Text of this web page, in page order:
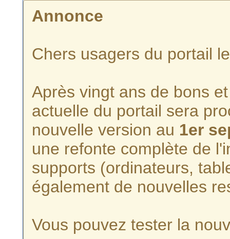
Annonce
Chers usagers du portail
Après vingt ans de bons
actuelle du portail sera
nouvelle version au 1er
une refonte complète de
supports (ordinateurs,
également de nouvelles
Vous pouvez tester la